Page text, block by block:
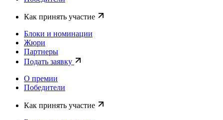
Как принять участие
Блоки и номинации
Жюри
Партнеры
Подать заявку
О премии
Победители
Как принять участие